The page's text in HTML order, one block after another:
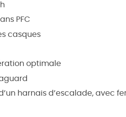
PFC
casques
optimale
harnais d’escalade, avec